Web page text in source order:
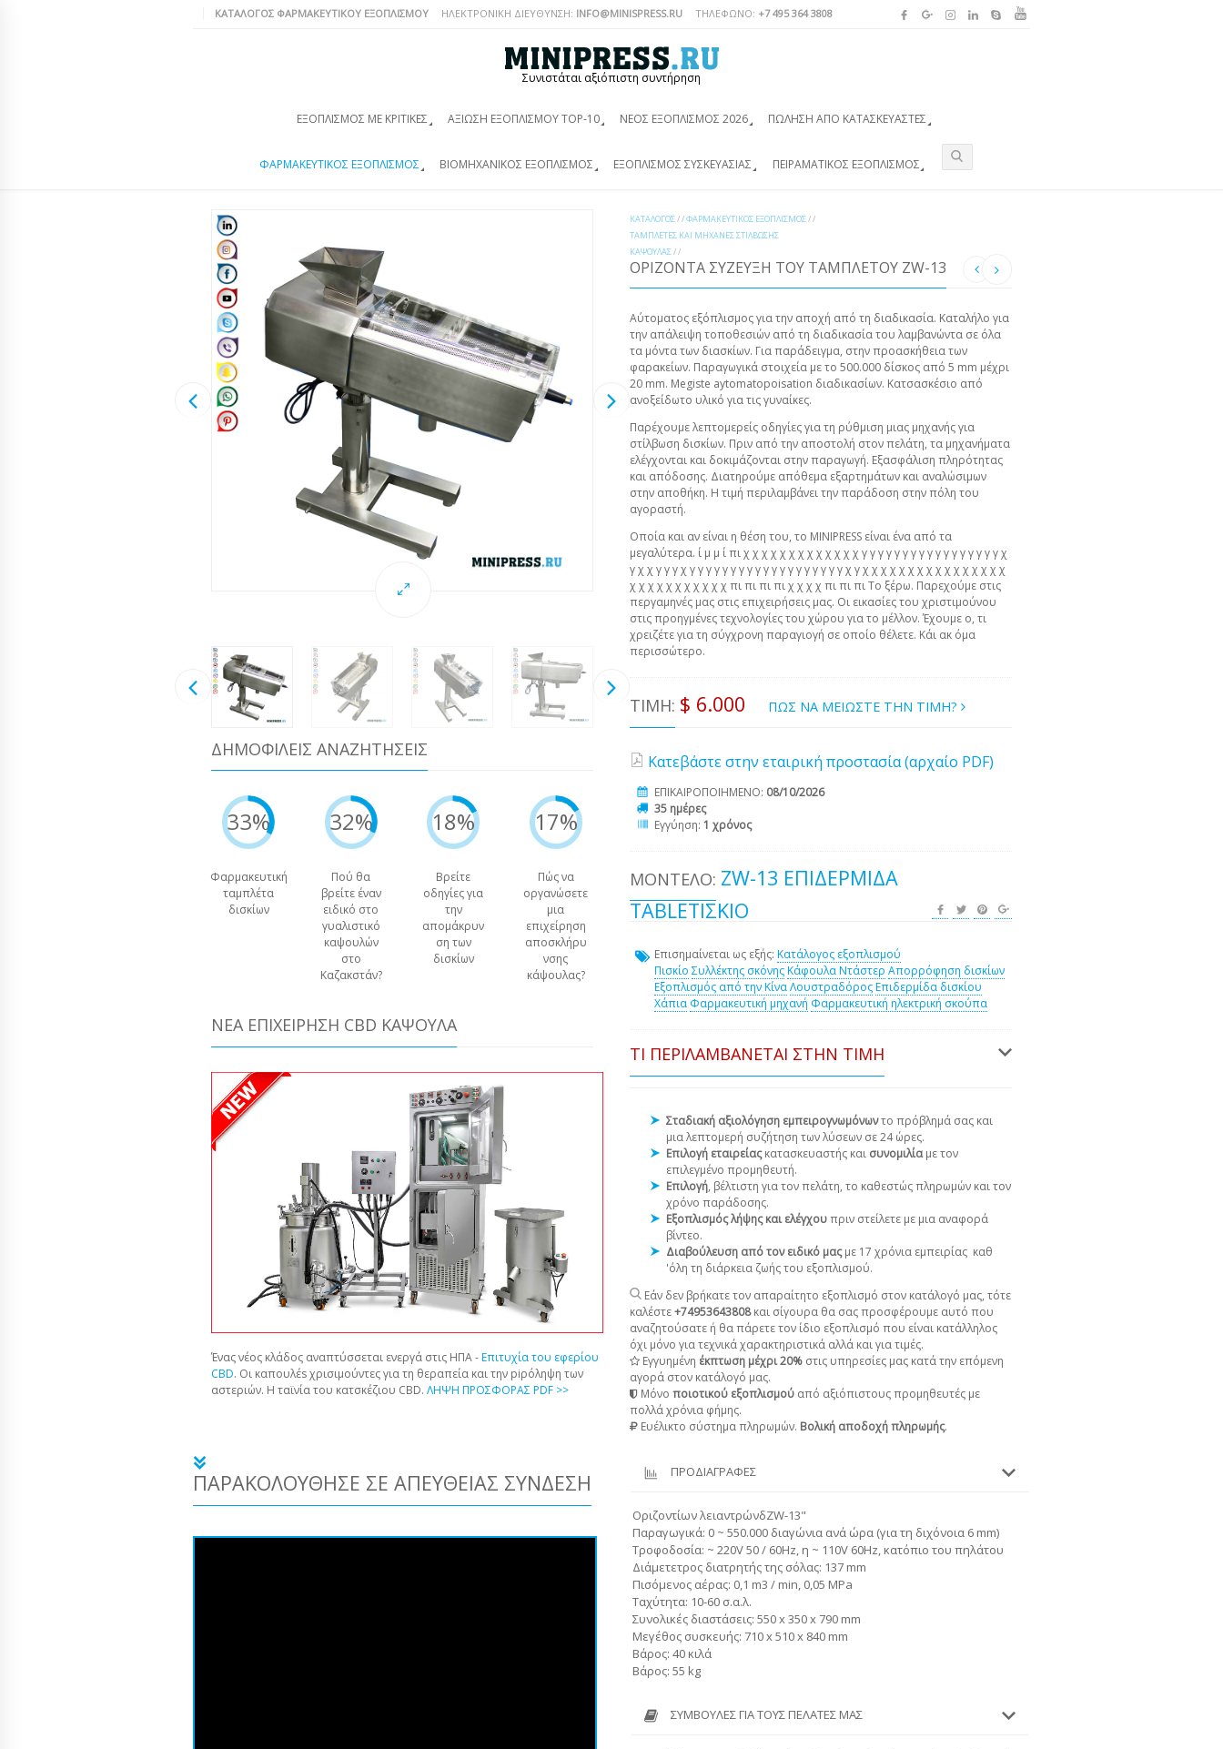
ΚΑΤΆΛΟΓΟΣ ΦΑΡΜΑΚΕΥΤΙΚΟΎ ΕΞΟΠΛΙΣΜΟΎ ΗΛΕΚΤΡΟΝΙΚΗ ΔΙΕΥΘΥΝΣΗ: INFO@MINISPRESS.RU ΤΗΛΈΦΩΝΟ: +7 495 364 3808
Συνιστάται αξιόπιστη συντήρηση
ΕΞΟΠΛΙΣΜΌΣ ΜΕ ΚΡΙΤΙΚΈΣ ΑΞΊΩΣΗ ΕΞΟΠΛΙΣΜΟΎ TOP-10 ΝΈΟΣ ΕΞΟΠΛΙΣΜΌΣ 2026 ΠΏΛΗΣΗ ΑΠΌ ΚΑΤΑΣΚΕΥΑΣΤΈΣ
ΦΑΡΜΑΚΕΥΤΙΚΌΣ ΕΞΟΠΛΙΣΜΌΣ ΒΙΟΜΗΧΑΝΙΚΌΣ ΕΞΟΠΛΙΣΜΌΣ ΕΞΟΠΛΙΣΜΌΣ ΣΥΣΚΕΥΑΣΊΑΣ ΠΕΙΡΑΜΑΤΙΚΌΣ ΕΞΟΠΛΙΣΜΌΣ
ΔΗΜΟΦΙΛΕΊΣ ΑΝΑΖΗΤΉΣΕΙΣ
33%
Φαρμακευτική
ταμπλέτα
δισκίων
32%
Πού θα
βρείτε έναν
ειδικό στο
γυαλιστικό
καψουλών
στο
Καζακστάν?
18%
Βρείτε
οδηγίες για
την
απομάκρυν
ση των
δισκίων
17%
Πώς να
οργανώσετε
μια
επιχείρηση
αποσκλήρυ
νσης
κάψουλας?
ΝΈΑ ΕΠΙΧΕΊΡΗΣΗ CBD ΚΆΨΟΥΛΑ
Ένας νέος κλάδος αναπτύσσεται ενεργά στις ΗΠΑ -Επιτυχία του εφερίου
CBD. Οι καπουλέs χρισιμούντες για τη θεραπεία και την piρόληψη των
αστεριών. Η ταϊνία του κατσκέζιου CBD. ΛΗΨΗ ΠΡΟΣΦΟΡΑΣ PDF >>
ΚΑΤΆΛΟΓΟΣ/ /ΦΑΡΜΑΚΕΥΤΙΚΌΣ ΕΞΟΠΛΙΣΜΌΣ/ /
ΤΑΜΠΛΈΤΕΣ ΚΑΙ ΜΗΧΑΝΈΣ ΣΤΊΛΒΩΣΗΣ
ΚΆΨΟΥΛΑΣ/ /
ΟΡΊΖΟΝΤΑ ΣΎΖΕΥΞΗ ΤΟΥ ΤΑΜΠΛΕΤΟΎ ZW-13
Αύτοματος εξόπλισμος για την αποχή από τη διαδικασία. Καταλήλο για
την απάλειψη τοποθεσιών από τη διαδικασία του λαμβανώντα σε όλα
τα μόντα των διασκίων. Για παράδειγμα, στην προασκήθεια των
φαρακείων. Παραγωγικά στοιχεία με το 500.000 δίσκος από 5 mm μέχρι
20 mm. Megiste aytomatopoisation διαδικασίων. Κατσασκέσιο από
ανοξείδωτο υλικό για τις γυναίκες.
Παρέχουμε λεπτομερείς οδηγίες για τη ρύθμιση μιας μηχανής για
στίλβωση δισκίων. Πριν από την αποστολή στον πελάτη, τα μηχανήματα
ελέγχονται και δοκιμάζονται στην παραγωγή. Εξασφάλιση πληρότητας
και απόδοσης. Διατηρούμε απόθεμα εξαρτημάτων και αναλώσιμων
στην αποθήκη. Η τιμή περιλαμβάνει την παράδοση στην πόλη του
αγοραστή.
Οποία και αν είναι η θέση του, το MINIPRESS είναι ένα από τα
μεγαλύτερα. ί μ μ ί πι χ χ χ χ χ χ χ χ χ χ χ χ χ γ γ γ γ γ γ γ γ γ γ γ γ γ γ γ γ γ χ
γ χ χ γ γ γ χ γ γ γ γ γ γ γ γ γ γ γ γ γ γ γ γ γ γ γ χ γ χ χ χ χ χ χ χ χ χ χ χ χ χ χ χ χ
χ χ χ χ χ χ χ χ χ χ χ πι πι πι πι χ χ χ χ πι πι πι Το ξέρω. Παρεχούμε στις
περγαμηνές μας στις επιχειρήσεις μας. Οι εικασίες του χριστιμούνου
στις προηγμένες τεχνολογίες του χώρου για το μέλλον. Έχουμε ο, τι
χρειζέτε για τη σύγχρονη παραγιογή σε οποίο θέλετε. Κάι ακ όμα
περισσώτερο.
ΤΙΜΉ: $ 6.000 ΠΩΣ ΝΑ ΜΕΙΩΣΤΕ ΤΗΝ ΤΙΜΗ?
Κατεβάστε στην εταιρική προστασία (αρχαίο PDF)
ΕΠΙΚΑΙΡΟΠΟΙΗΜΕΝΟ: 08/10/2026
35 ημέρες
Εγγύηση: 1 χρόνος
ΜΟΝΤΈΛΟ: ZW-13 ΕΠΙΔΕΡΜΊΔΑ
TABLETΙΣΚΊΟ
Επισημαίνεται ως εξής: Κατάλογος εξοπλισμού
Πισκίο Συλλέκτης σκόνηςΚάφουλα Ντάστερ Απορρόφηση δισκίων
Εξοπλισμός από την ΚίναΛουστραδόροςΕπιδερμίδα δισκίου
Χάπια Φαρμακευτική μηχανή Φαρμακευτική ηλεκτρική σκούπα
ΤΙ ΠΕΡΙΛΑΜΒΆΝΕΤΑΙ ΣΤΗΝ ΤΙΜΉ
Σταδιακή αξιολόγηση εμπειρογνωμόνωντο πρόβλημά σας και
μια λεπτομερή συζήτηση των λύσεων σε 24 ώρες.
Επιλογή εταιρείαςκατασκευαστής και συνομιλίαμε τον
επιλεγμένο προμηθευτή.
Επιλογή, βέλτιστη για τον πελάτη, το καθεστώς πληρωμών και τον
χρόνο παράδοσης.
Εξοπλισμός λήψης και ελέγχουπριν στείλετε με μια αναφορά
βίντεο.
Διαβούλευση από τον ειδικό μαςμε 17 χρόνια εμπειρίας καθ
'όλη τη διάρκεια ζωής του εξοπλισμού.
Εάν δεν βρήκατε τον απαραίτητο εξοπλισμό στον κατάλογό μας, τότε
καλέστε+74953643808και σίγουρα θα σας προσφέρουμε αυτό που
αναζητούσατε ή θα πάρετε τον ίδιο εξοπλισμό που είναι κατάλληλος
όχι μόνο για τεχνικά χαρακτηριστικά αλλά και για τιμές.
Εγγυημένη έκπτωση μέχρι 20% στις υπηρεσίες μας κατά την επόμενη
αγορά στον κατάλογό μας.
Μόνο ποιοτικού εξοπλισμού από αξιόπιστους προμηθευτές με
πολλά χρόνια φήμης.
Ευέλικτο σύστημα πληρωμών. Βολική αποδοχή πληρωμής.
ΠΑΡΑΚΟΛΟΎΘΗΣΕ ΣΕ ΑΠΕΥΘΕΊΑΣ ΣΎΝΔΕΣΗ ΠΡΟΔΙΑΓΡΑΦΕΣ
Οριζοντίων λειαντρώνδZW-13"
Παραγωγικά: 0 ~ 550.000 διαγώνια ανά ώρα (για τη διχόνοια 6 mm)
Τροφοδοσία: ~ 220V 50 / 60Hz, η ~ 110V 60Hz, κατόπιο του πηλάτου
Διάμετετρος διατρητής της σόλας: 137 mm
Πισόμενος αέρας: 0,1 m3 / min, 0,05 MPa
Ταχύτητα: 10-60 σ.α.λ.
Συνολικές διαστάσεις: 550 x 350 x 790 mm
Μεγέθος συσκευής: 710 x 510 x 840 mm
Βάρος: 40 κιλά
Βάρος: 55 kg
ΣΥΜΒΟΥΛΈΣ ΓΙΑ ΤΟΥΣ ΠΕΛΆΤΕΣ ΜΑΣ